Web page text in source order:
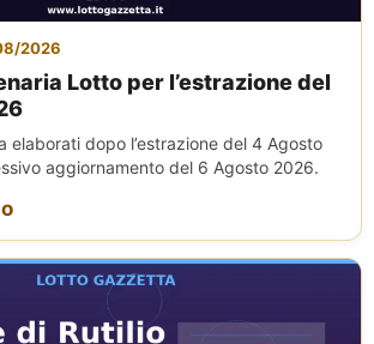
2026
Lotto per l’estrazione del
elaborati dopo l’estrazione del 4 Agosto
aggiornamento del 6 Agosto 2026.